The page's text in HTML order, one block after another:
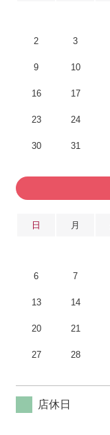
2 3
9 10
16 17
23 24
30 31
日 月
6 7
13 14
20 21
27 28
店休日